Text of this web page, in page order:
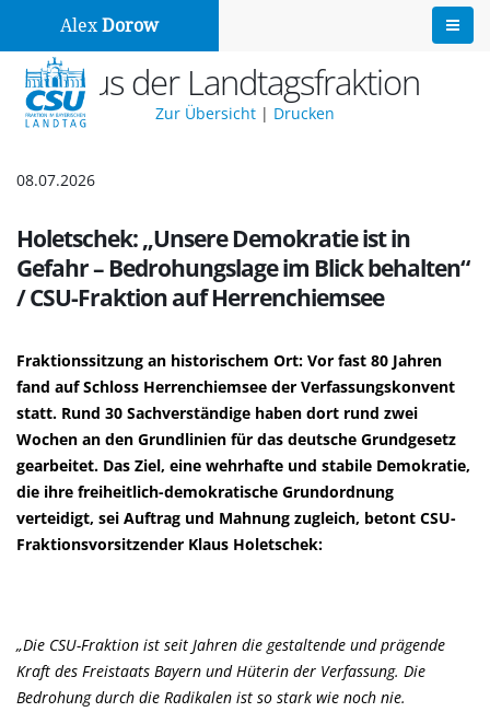
AlexDorow
Aus der Landtagsfraktion
Zur Übersicht | Drucken
08.07.2026
Holetschek: „Unsere Demokratie ist in
Gefahr – Bedrohungslage im Blick behalten“
/ CSU-Fraktion auf Herrenchiemsee
Fraktionssitzung an historischem Ort: Vor fast 80 Jahren
fand auf Schloss Herrenchiemsee der Verfassungskonvent
statt. Rund 30 Sachverständige haben dort rund zwei
Wochen an den Grundlinien für das deutsche Grundgesetz
gearbeitet. Das Ziel, eine wehrhafte und stabile Demokratie,
die ihre freiheitlich-demokratische Grundordnung
verteidigt, sei Auftrag und Mahnung zugleich, betont CSU-
Fraktionsvorsitzender Klaus Holetschek:
Die CSU-Fraktion ist seit Jahren die gestaltende und prägende
Kraft des Freistaats Bayern und Hüterin der Verfassung. Die
Bedrohung durch die Radikalen ist so stark wie noch nie.